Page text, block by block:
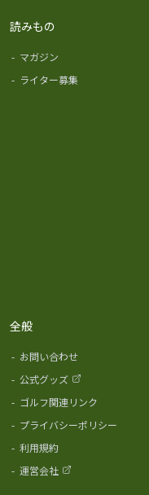
読みもの
- マガジン
- ライター募集
全般
- お問い合わせ
- 公式グッズ
- ゴルフ関連リンク
- プライバシーポリシー
- 利用規約
- 運営会社